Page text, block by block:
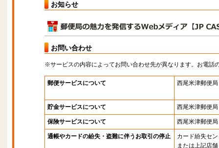
お知らせ
お問い合わせ
※サービスの内容によってお問い合わせ先が異なります。お電話
郵便サービスについて 西尾米津郵便局
貯金サービスについて 西尾米津郵便局
保険サービスについて 西尾米津郵便局
通帳やカードの紛失・盗難に伴うお取引の停止
カード紛失セ
または上記店舗